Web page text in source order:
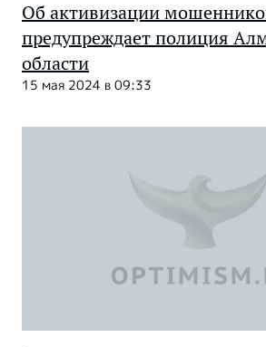
Об активизации
предупреждает полиция
области
15 мая 2024 в 09:33